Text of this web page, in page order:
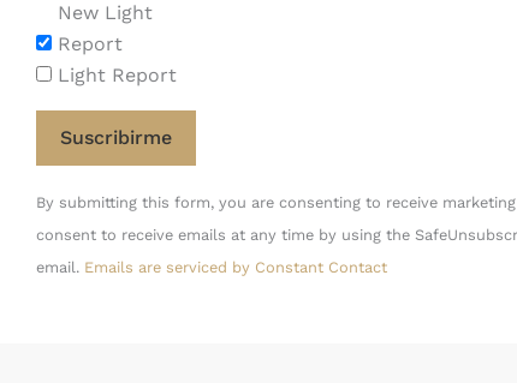
New Light
Report
Light Report
Constant
Contact
Use.
By submitting this form, you are consenting to receive
consent to receive emails at any time by using the
email. Emails are serviced by Constant Contact